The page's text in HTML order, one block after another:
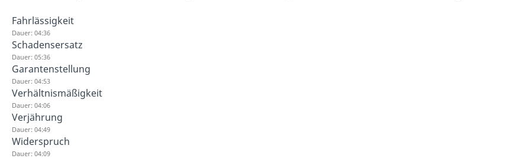
Fahrlässigkeit
Dauer: 04:36
Schadensersatz
Dauer: 05:36
Garantenstellung
Dauer: 04:53
Verhältnismäßigkeit
Dauer: 04:06
Verjährung
Dauer: 04:49
Widerspruch
Dauer: 04:09